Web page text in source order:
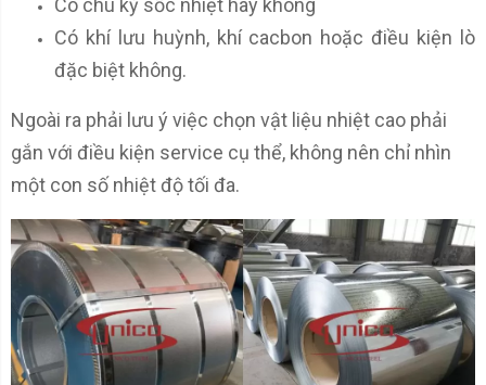
Có chu kỳ sốc nhiệt hay không
Có khí lưu huỳnh, khí cacbon hoặc điều kiện lò
đặc biệt không.
Ngoài ra phải lưu ý việc chọn vật liệu nhiệt cao phải
gắn với điều kiện service cụ thể, không nên chỉ nhìn
một con số nhiệt độ tối đa.